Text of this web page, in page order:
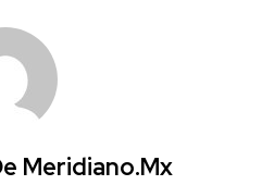
Meridiano.mx